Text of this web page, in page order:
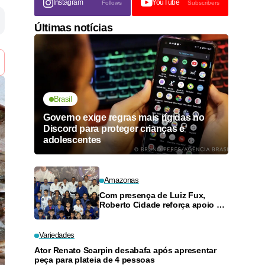
Instagram Follows YouTube Subscribers
Últimas notícias
Brasil
Governo exige regras mais rígidas no
Discord para proteger crianças e
adolescentes
Amazonas
Com presença de Luiz Fux,
Roberto Cidade reforça apoio a
Variedades
Ator Renato Scarpin desabafa após apresentar
peça para plateia de 4 pessoas